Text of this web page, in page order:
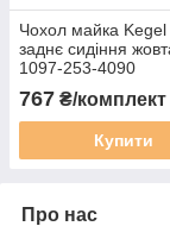
Чохол майка Kegel
заднє сидіння
1097-253-4090
767 ₴/комплект
Купити
Про нас